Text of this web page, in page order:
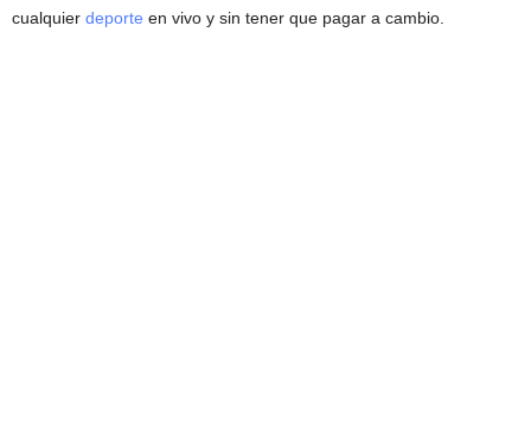
cualquier deporte en vivo y sin tener que pagar a cambio.